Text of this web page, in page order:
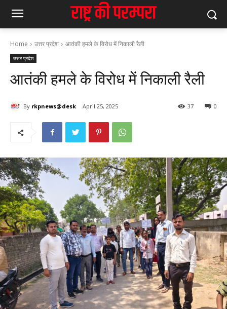
Home उत्तर प्रदेश आतंकी हमले के विरोध में निकाली रैली
उत्तर प्रदेश
आतंकी हमले के विरोध में निकाली रैली
By rkpnews@desk April 25, 2025 0
37